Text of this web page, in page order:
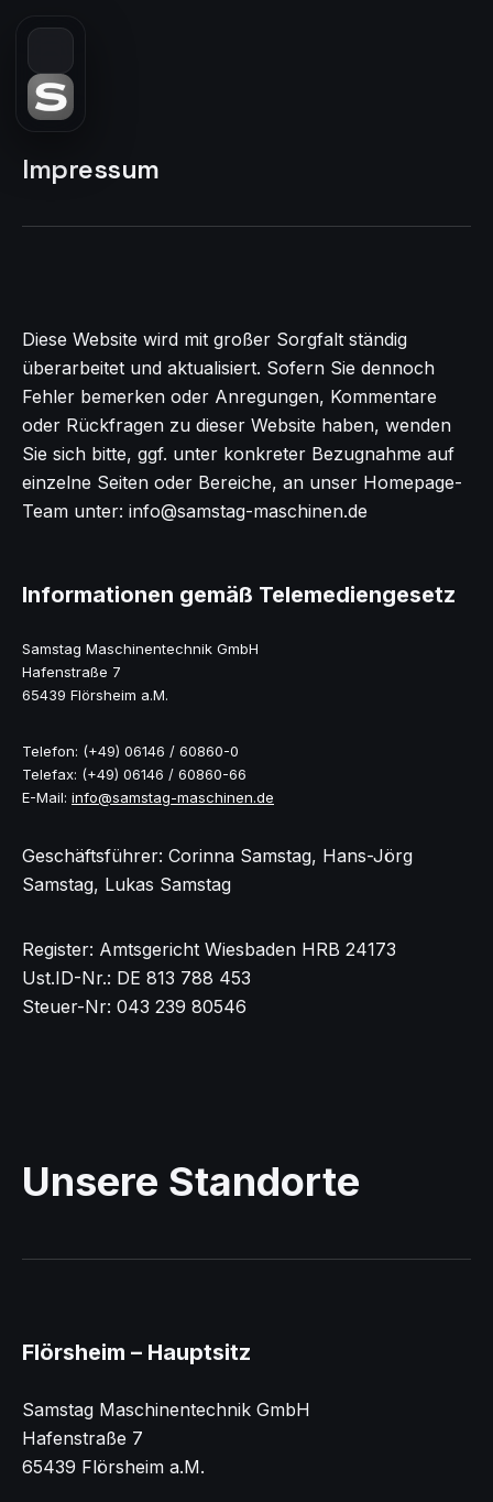
Impressum
Diese Website wird mit großer Sorgfalt ständig
überarbeitet und aktualisiert. Sofern Sie dennoch
Fehler bemerken oder Anregungen, Kommentare
oder Rückfragen zu dieser Website haben, wenden
Sie sich bitte, ggf. unter konkreter Bezugnahme auf
einzelne Seiten oder Bereiche, an unser Homepage-
Team unter: info@samstag-maschinen.de
Informationen gemäß Telemediengesetz
Samstag Maschinentechnik GmbH
Hafenstraße 7
65439 Flörsheim a.M.
Telefon: (+49) 06146 / 60860-0
Telefax: (+49) 06146 / 60860-66
E-Mail: info@samstag-maschinen.de
Geschäftsführer: Corinna Samstag, Hans-Jörg
Samstag, Lukas Samstag
Register: Amtsgericht Wiesbaden HRB 24173
Ust.ID-Nr.: DE 813 788 453
Steuer-Nr: 043 239 80546
Unsere Standorte
Flörsheim – Hauptsitz
Samstag Maschinentechnik GmbH
Hafenstraße 7
65439 Flörsheim a.M.